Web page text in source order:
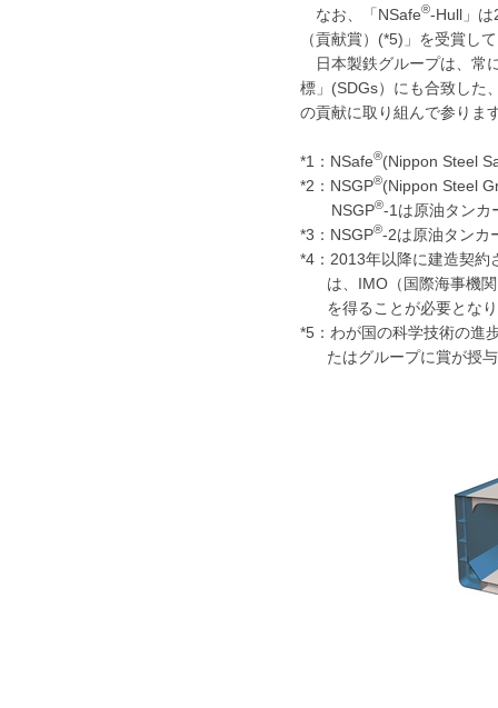
なお、「NSafe®-Hull」は
（貢献賞）(*5)」を受賞し
日本製鉄グループは、常
標」(SDGs）にも合致した
の貢献に取り組んで参りま
*1：NSafe®(Nippon Steel
*2：NSGP®(Nippon Steel
NSGP®-1は原油タンカ
*3：NSGP®-2は原油タンカ
*4：2013年以降に建造契約
は、IMO（国際海事機関
を得ることが必要となり
*5：わが国の科学技術の進
たはグループに賞が授与